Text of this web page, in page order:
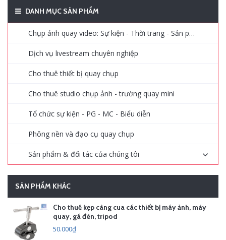
DANH MỤC SẢN PHẨM
Chụp ảnh quay video: Sự kiện - Thời trang - Sản phẩm - Quảng cáo
Dịch vụ livestream chuyên nghiệp
Cho thuê thiết bị quay chụp
Cho thuê studio chụp ảnh - trường quay mini
Tổ chức sự kiện - PG - MC - Biểu diễn
Phông nền và đạo cụ quay chụp
Sản phẩm & đối tác của chúng tôi
SẢN PHẨM KHÁC
Cho thuê kẹp càng cua các thiết bị máy ảnh, máy
quay, gá đèn, tripod
50.000₫